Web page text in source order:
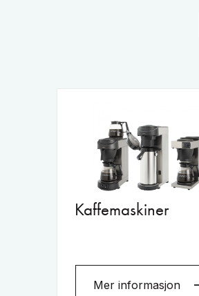
Kaffemaskiner
Mer informasjon